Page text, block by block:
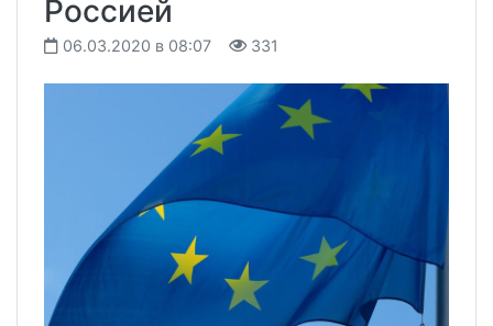
Россией
06.03.2020 в 08:07 331